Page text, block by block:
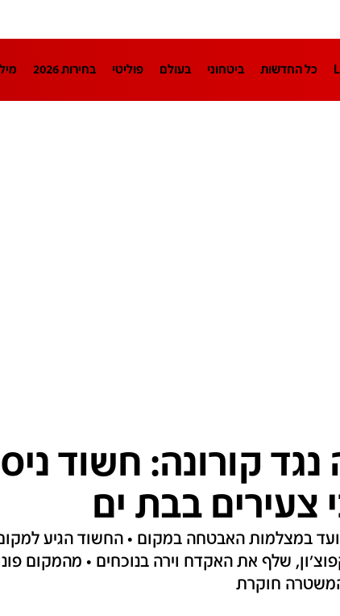
כל החדשות ביטחוני בעולם פוליטי בחירות 2026
קורונה: חשוד
צעירים בבת ים
תועד במצלמות האבטחה במקום • החשוד הגיע
שלף את האקדח וירה בנוכחים • מהמקום
המשטרה חוקרת